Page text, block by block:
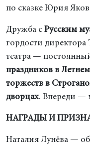
по сказке Юрия
Дружба с Русским
гордости
театра —
праздников в
торжеств в
дворцах. Впереди —
НАГРАДЫ И
Наталия Лунёва —